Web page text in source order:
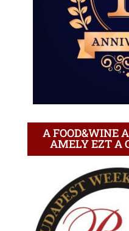
A FOOD&WINE
AMELY EZT A